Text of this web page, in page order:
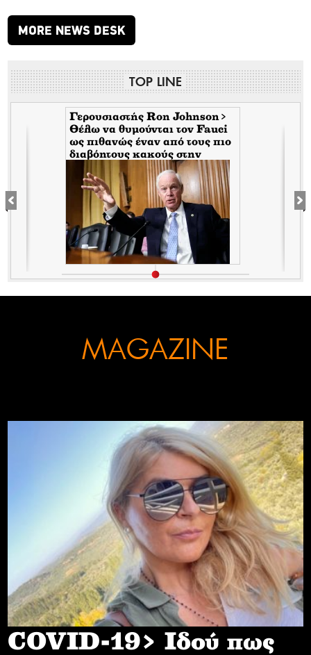
MORE NEWS DESK
TOP LINE
Γερουσιαστής Ron Johnson>
Θέλω να θυμούνται τον Fauci
ως πιθανώς έναν από τους πιο
διαβόητους κακούς στην
αμερικανική ιστορία
MAGAZINE
COVID-19> Iδού πως